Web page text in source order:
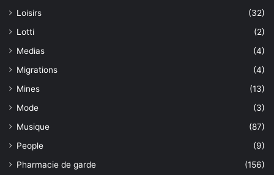
Loisirs
(32)
Lotti
(2)
Medias
(4)
Migrations
(4)
Mines
(13)
Mode
(3)
Musique
(87)
People
(9)
Pharmacie de garde
(156)